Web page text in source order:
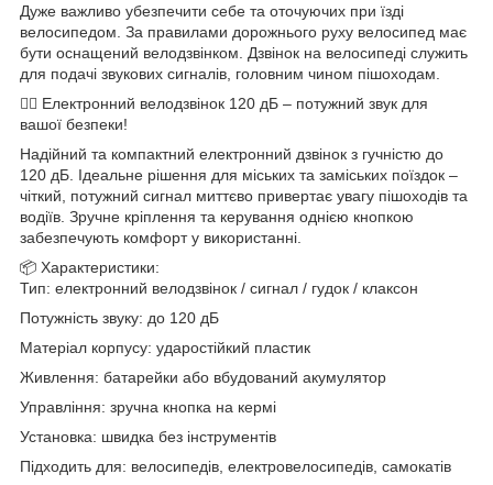
Дуже важливо убезпечити себе та оточуючих при їзді
велосипедом. За правилами дорожнього руху велосипед має
бути оснащений велодзвінком. Дзвінок на велосипеді служить
для подачі звукових сигналів, головним чином пішоходам.
🚴‍♂️ Електронний велодзвінок 120 дБ – потужний звук для
вашої безпеки!
Надійний та компактний електронний дзвінок з гучністю до
120 дБ. Ідеальне рішення для міських та заміських поїздок –
чіткий, потужний сигнал миттєво привертає увагу пішоходів та
водіїв. Зручне кріплення та керування однією кнопкою
забезпечують комфорт у використанні.
📦 Характеристики:
Тип: електронний велодзвінок / сигнал / гудок / клаксон
Потужність звуку: до 120 дБ
Матеріал корпусу: ударостійкий пластик
Живлення: батарейки або вбудований акумулятор
Управління: зручна кнопка на кермі
Установка: швидка без інструментів
Підходить для: велосипедів, електровелосипедів, самокатів